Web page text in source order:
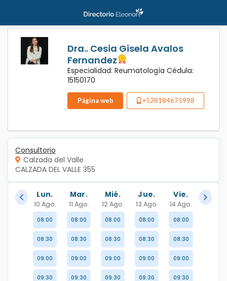
Dra.. Cesia Gisela Avalos
Fernandez
Especialidad: Reumatología Cédula:
15150170
Página web +528184675998
Consultorio
Calzada del Valle
CALZADA DEL VALLE 355
Lun.
10 Ago.
Mar.
11 Ago.
Mié.
12 Ago.
Jue.
13 Ago.
Vie.
14 Ago.
08:00
08:30
09:00
09:30
08:00
08:30
09:00
09:30
08:00
08:30
09:00
09:30
08:00
08:30
09:00
09:30
08:00
08:30
09:00
09:30